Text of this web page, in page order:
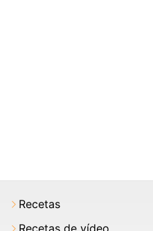
Recetas
Recetas de vídeo